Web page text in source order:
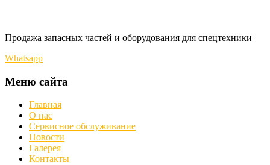
Продажа запасных частей и оборудования для спецтехники
Whatsapp
Меню сайта
Главная
О нас
Сервисное обслуживание
Новости
Галерея
Контакты